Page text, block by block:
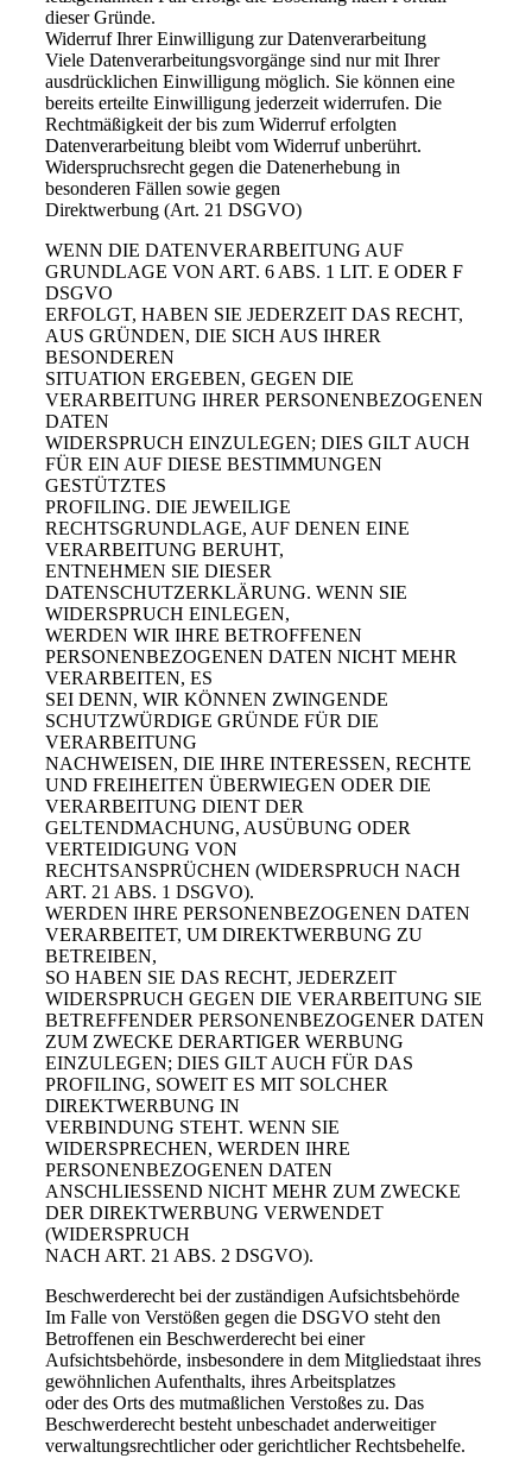
dieser Gründe.
Widerruf Ihrer Einwilligung zur Datenverarbeitung
Viele Datenverarbeitungsvorgänge sind nur mit Ihrer
ausdrücklichen Einwilligung möglich. Sie können eine
bereits erteilte Einwilligung jederzeit widerrufen. Die
Rechtmäßigkeit der bis zum Widerruf erfolgten
Datenverarbeitung bleibt vom Widerruf unberührt.
Widerspruchsrecht gegen die Datenerhebung in
besonderen Fällen sowie gegen
Direktwerbung (Art. 21 DSGVO)
WENN DIE DATENVERARBEITUNG AUF
GRUNDLAGE VON ART. 6 ABS. 1 LIT. E ODER F
DSGVO
ERFOLGT, HABEN SIE JEDERZEIT DAS RECHT,
AUS GRÜNDEN, DIE SICH AUS IHRER
BESONDEREN
SITUATION ERGEBEN, GEGEN DIE
VERARBEITUNG IHRER PERSONENBEZOGENEN
DATEN
WIDERSPRUCH EINZULEGEN; DIES GILT AUCH
FÜR EIN AUF DIESE BESTIMMUNGEN
GESTÜTZTES
PROFILING. DIE JEWEILIGE
RECHTSGRUNDLAGE, AUF DENEN EINE
VERARBEITUNG BERUHT,
ENTNEHMEN SIE DIESER
DATENSCHUTZERKLÄRUNG. WENN SIE
WIDERSPRUCH EINLEGEN,
WERDEN WIR IHRE BETROFFENEN
PERSONENBEZOGENEN DATEN NICHT MEHR
VERARBEITEN, ES
SEI DENN, WIR KÖNNEN ZWINGENDE
SCHUTZWÜRDIGE GRÜNDE FÜR DIE
VERARBEITUNG
NACHWEISEN, DIE IHRE INTERESSEN, RECHTE
UND FREIHEITEN ÜBERWIEGEN ODER DIE
VERARBEITUNG DIENT DER
GELTENDMACHUNG, AUSÜBUNG ODER
VERTEIDIGUNG VON
RECHTSANSPRÜCHEN (WIDERSPRUCH NACH
ART. 21 ABS. 1 DSGVO).
WERDEN IHRE PERSONENBEZOGENEN DATEN
VERARBEITET, UM DIREKTWERBUNG ZU
BETREIBEN,
SO HABEN SIE DAS RECHT, JEDERZEIT
WIDERSPRUCH GEGEN DIE VERARBEITUNG SIE
BETREFFENDER PERSONENBEZOGENER DATEN
ZUM ZWECKE DERARTIGER WERBUNG
EINZULEGEN; DIES GILT AUCH FÜR DAS
PROFILING, SOWEIT ES MIT SOLCHER
DIREKTWERBUNG IN
VERBINDUNG STEHT. WENN SIE
WIDERSPRECHEN, WERDEN IHRE
PERSONENBEZOGENEN DATEN
ANSCHLIESSEND NICHT MEHR ZUM ZWECKE
DER DIREKTWERBUNG VERWENDET
(WIDERSPRUCH
NACH ART. 21 ABS. 2 DSGVO).
Beschwerderecht bei der zuständigen Aufsichtsbehörde
Im Falle von Verstößen gegen die DSGVO steht den
Betroffenen ein Beschwerderecht bei einer
Aufsichtsbehörde, insbesondere in dem Mitgliedstaat ihres
gewöhnlichen Aufenthalts, ihres Arbeitsplatzes
oder des Orts des mutmaßlichen Verstoßes zu. Das
Beschwerderecht besteht unbeschadet anderweitiger
verwaltungsrechtlicher oder gerichtlicher Rechtsbehelfe.